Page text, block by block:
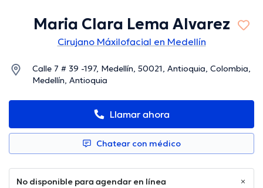
Maria Clara Lema Alvarez
Cirujano Máxilofacial en Medellín
Calle 7 # 39 -197, Medellín, 50021, Antioquia, Colombia,
Medellín, Antioquia
Llamar ahora
Chatear con médico
No disponible para agendar en línea